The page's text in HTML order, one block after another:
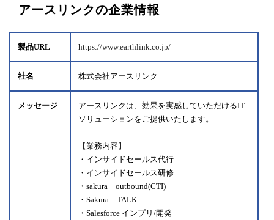
アースリンクの企業情報
製品URL https://www.earthlink.co.jp/
社名 株式会社アースリンク
メッセージ
アースリンクは、効果を実感していただけるIT
ソリューションをご提供いたします。
【業務内容】
・インサイドセールス代行
・インサイドセールス研修
・sakura outbound(CTI)
・Sakura TALK
・Salesforce インプリ/開発